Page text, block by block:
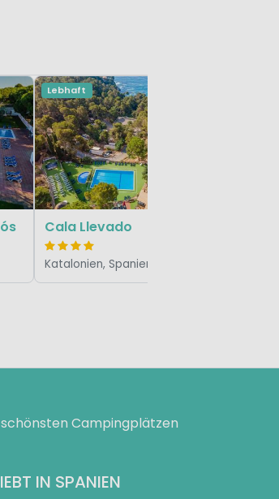
Lebhaft
Cala Llevado
Katalonien, Spanien
Campingplätzen
IN SPANIEN